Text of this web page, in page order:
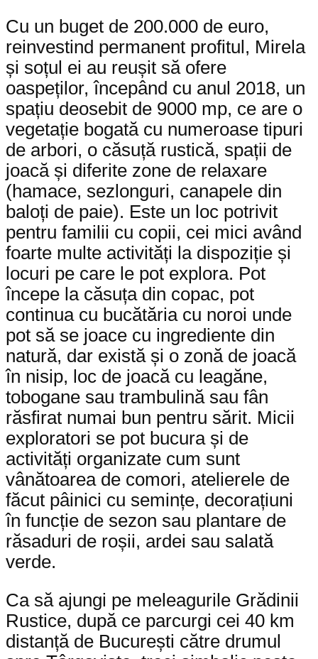
Cu un buget de 200.000 de euro,
reinvestind permanent profitul, Mirela
și soțul ei au reușit să ofere
oaspeților, începând cu anul 2018, un
spațiu deosebit de 9000 mp, ce are o
vegetație bogată cu numeroase tipuri
de arbori, o căsuță rustică, spații de
joacă și diferite zone de relaxare
(hamace, sezlonguri, canapele din
baloți de paie). Este un loc potrivit
pentru familii cu copii, cei mici având
foarte multe activități la dispoziție și
locuri pe care le pot explora. Pot
începe la căsuța din copac, pot
continua cu bucătăria cu noroi unde
pot să se joace cu ingrediente din
natură, dar există și o zonă de joacă
în nisip, loc de joacă cu leagăne,
tobogane sau trambulină sau fân
răsfirat numai bun pentru sărit. Micii
exploratori se pot bucura și de
activități organizate cum sunt
vânătoarea de comori, atelierele de
făcut pâinici cu semințe, decorațiuni
în funcție de sezon sau plantare de
răsaduri de roșii, ardei sau salată
verde.
Ca să ajungi pe meleagurile Grădinii
Rustice, după ce parcurgi cei 40 km
distanță de București către drumul